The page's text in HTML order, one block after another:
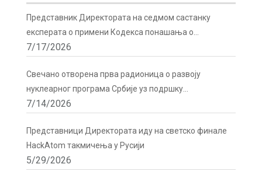
Представник Директората на седмом састанку
експерата о примени Кодекса понашања о
сигурности и безбедности радиоактивних извора у
7/17/2026
Свечано отворена прва радионица о развоју
нуклеарног програма Србије уз подршку
Директората
7/14/2026
Представници Директората иду на светско финале
HackAtom такмичења у Русији
5/29/2026